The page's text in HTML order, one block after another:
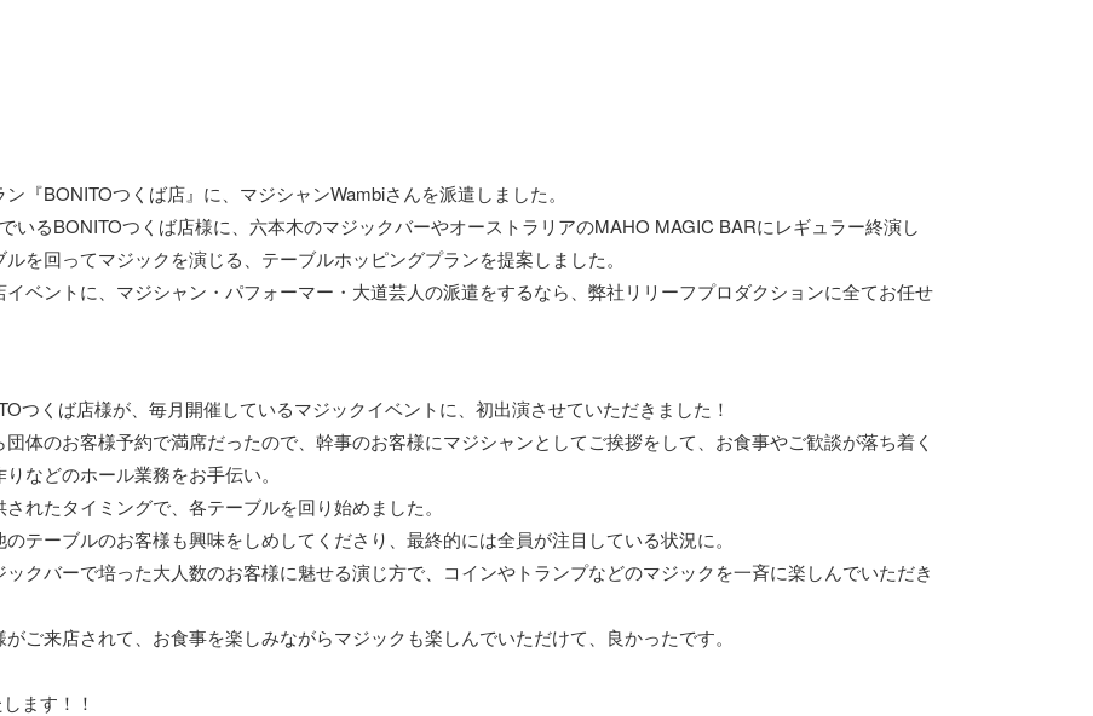
『BONITOつくば店』に、マジシャンWambiさんを派遣しました。
いるBONITOつくば店様に、六本木のマジックバーやオーストラリアのMAHO MAGIC BARにレギュラー終演し
を回ってマジックを演じる、テーブルホッピングプランを提案しました。
ベントに、マジシャン・パフォーマー・大道芸人の派遣をするなら、弊社リリーフプロダクションに全てお任せ
つくば店様が、毎月開催しているマジックイベントに、初出演させていただきました！
体のお客様予約で満席だったので、幹事のお客様にマジシャンとしてご挨拶をして、お食事やご歓談が落ち着く
などのホール業務をお手伝い。
れたタイミングで、各テーブルを回り始めました。
テーブルのお客様も興味をしめしてくださり、最終的には全員が注目している状況に。
クバーで培った大人数のお客様に魅せる演じ方で、コインやトランプなどのマジックを一斉に楽しんでいただき
ご来店されて、お食事を楽しみながらマジックも楽しんでいただけて、良かったです。
ます！！